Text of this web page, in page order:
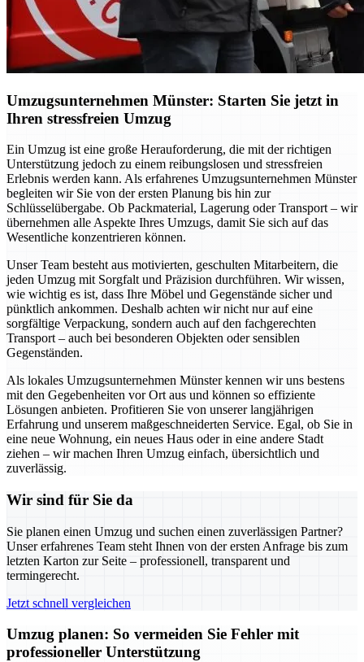
Umzugsunternehmen Münster: Starten Sie jetzt in
Ihren stressfreien Umzug
Ein Umzug ist eine große Herauforderung, die mit der richtigen
Unterstützung jedoch zu einem reibungslosen und stressfreien
Erlebnis werden kann. Als erfahrenes Umzugsunternehmen Münster
begleiten wir Sie von der ersten Planung bis hin zur
Schlüsselübergabe. Ob Packmaterial, Lagerung oder Transport – wir
übernehmen alle Aspekte Ihres Umzugs, damit Sie sich auf das
Wesentliche konzentrieren können.
Unser Team besteht aus motivierten, geschulten Mitarbeitern, die
jeden Umzug mit Sorgfalt und Präzision durchführen. Wir wissen,
wie wichtig es ist, dass Ihre Möbel und Gegenstände sicher und
pünktlich ankommen. Deshalb achten wir nicht nur auf eine
sorgfältige Verpackung, sondern auch auf den fachgerechten
Transport – auch bei besonderen Objekten oder sensiblen
Gegenständen.
Als lokales Umzugsunternehmen Münster kennen wir uns bestens
mit den Gegebenheiten vor Ort aus und können so effiziente
Lösungen anbieten. Profitieren Sie von unserer langjährigen
Erfahrung und unserem maßgeschneiderten Service. Egal, ob Sie in
eine neue Wohnung, ein neues Haus oder in eine andere Stadt
ziehen – wir machen Ihren Umzug einfach, übersichtlich und
zuverlässig.
Wir sind für Sie da
Sie planen einen Umzug und suchen einen zuverlässigen Partner?
Unser erfahrenes Team steht Ihnen von der ersten Anfrage bis zum
letzten Karton zur Seite – professionell, transparent und
termingerecht.
Jetzt schnell vergleichen
Umzug planen: So vermeiden Sie Fehler mit
professioneller Unterstützung